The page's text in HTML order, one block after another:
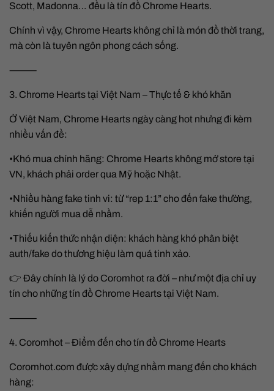
Scott, Madonna… đều là tín đồ Chrome Hearts.
Chính vì vậy, Chrome Hearts không chỉ là món đồ thời trang,
mà còn là tuyên ngôn phong cách sống.
⸻
3. Chrome Hearts tại Việt Nam – Thực tế & khó khăn
Ở Việt Nam, Chrome Hearts ngày càng hot nhưng đi kèm
nhiều vấn đề:
•Khó mua chính hãng: Chrome Hearts không mở store tại
VN, khách phải order qua Mỹ hoặc Nhật.
•Nhiều hàng fake tinh vi: từ “rep 1:1” cho đến fake thường,
khiến người mua dễ nhầm.
•Thiếu kiến thức nhận diện: khách hàng khó phân biệt
auth/fake do thương hiệu làm quá tinh xảo.
👉 Đây chính là lý do Coromhot ra đời – như một địa chỉ uy
tín cho những tín đồ Chrome Hearts tại Việt Nam.
⸻
4. Coromhot – Điểm đến cho tín đồ Chrome Hearts
Coromhot.com được xây dựng nhằm mang đến cho khách
hàng: